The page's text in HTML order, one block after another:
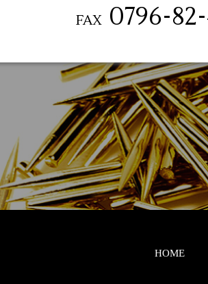
FAX 0796-
HOME